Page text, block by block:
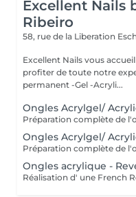
Excellent Nails
Ribeiro
58, rue de la Liberation
Excellent Nails vous
profiter de toute notre
permanent -Gel -Acryli...
Ongles Acrylgel/
Ongles Acrylgel/
Ongles acrylique -
Réalisation d' une French